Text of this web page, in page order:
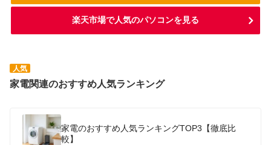
楽天市場で人気のパソコンを見る
人気
家電関連のおすすめ人気ランキング
家電のおすすめ人気ランキングTOP3【徹底比
較】